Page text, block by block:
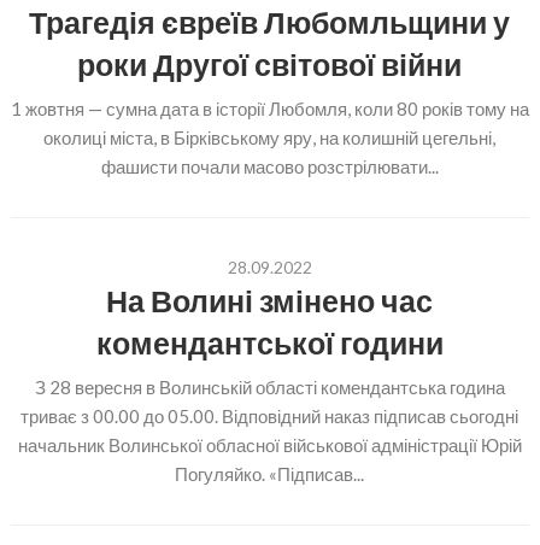
Трагедія євреїв Любомльщини у
роки Другої світової війни
1 жовтня — сумна дата в історії Любомля, коли 80 років тому на
околиці міста, в Бірківському яру, на колишній цегельні,
фашисти почали масово розстрілювати...
28.09.2022
На Волині змінено час
комендантської години
З 28 вересня в Волинській області комендантська година
триває з 00.00 до 05.00. Відповідний наказ підписав сьогодні
начальник Волинської обласної військової адміністрації Юрій
Погуляйко. «Підписав...